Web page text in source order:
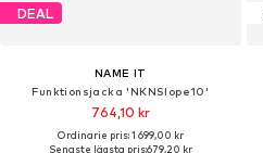
DEAL
NAME IT
Funktionsjacka 'NKNSlope10'
764,10 kr
Ordinarie pris: 1 699,00 kr
Senaste lägsta pris:679,20 kr